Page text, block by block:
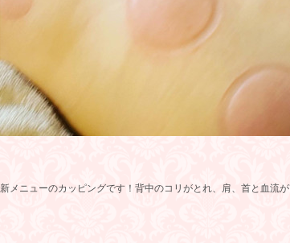
新メニューのカッピングです！背中のコリがとれ、肩、首と血流